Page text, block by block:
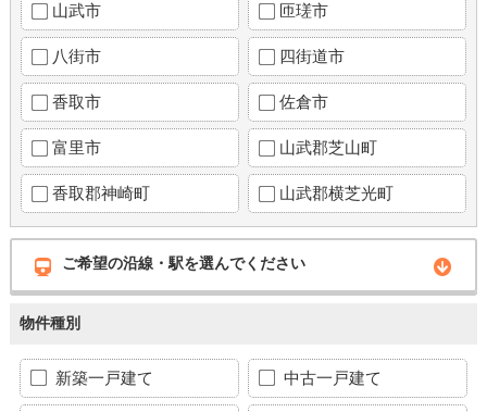
山武市 匝瑳市
八街市 四街道市
香取市 佐倉市
富里市 山武郡芝山町
香取郡神崎町 山武郡横芝光町
ご希望の沿線・駅を選んでください
物件種別
新築一戸建て 中古一戸建て